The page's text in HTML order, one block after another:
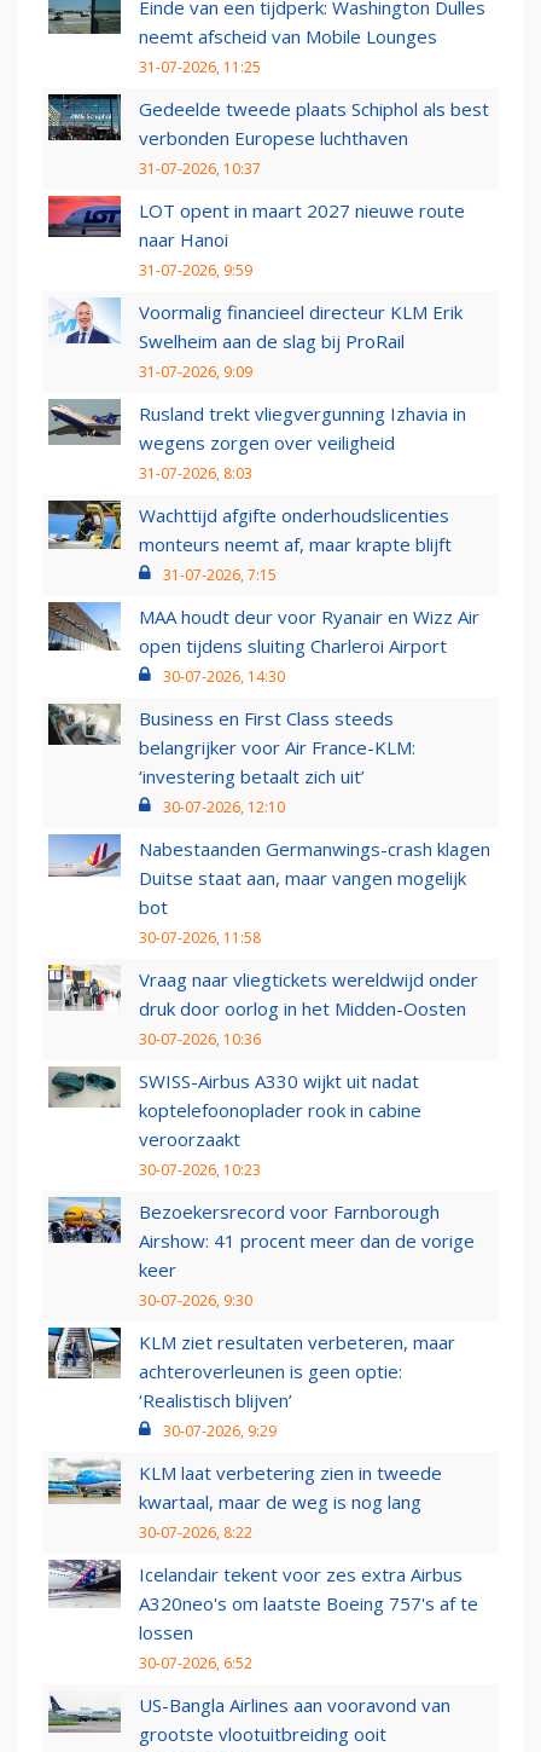
Einde van een tijdperk: Washington Dulles
neemt afscheid van Mobile Lounges
31-07-2026, 11:25
Gedeelde tweede plaats Schiphol als best
verbonden Europese luchthaven
31-07-2026, 10:37
LOT opent in maart 2027 nieuwe route
naar Hanoi
31-07-2026, 9:59
Voormalig financieel directeur KLM Erik
Swelheim aan de slag bij ProRail
31-07-2026, 9:09
Rusland trekt vliegvergunning Izhavia in
wegens zorgen over veiligheid
31-07-2026, 8:03
Wachttijd afgifte onderhoudslicenties
monteurs neemt af, maar krapte blijft
31-07-2026, 7:15
MAA houdt deur voor Ryanair en Wizz Air
open tijdens sluiting Charleroi Airport
30-07-2026, 14:30
Business en First Class steeds
belangrijker voor Air France-KLM:
‘investering betaalt zich uit’
30-07-2026, 12:10
Nabestaanden Germanwings-crash klagen
Duitse staat aan, maar vangen mogelijk
bot
30-07-2026, 11:58
Vraag naar vliegtickets wereldwijd onder
druk door oorlog in het Midden-Oosten
30-07-2026, 10:36
SWISS-Airbus A330 wijkt uit nadat
koptelefoonoplader rook in cabine
veroorzaakt
30-07-2026, 10:23
Bezoekersrecord voor Farnborough
Airshow: 41 procent meer dan de vorige
keer
30-07-2026, 9:30
KLM ziet resultaten verbeteren, maar
achteroverleunen is geen optie:
‘Realistisch blijven’
30-07-2026, 9:29
KLM laat verbetering zien in tweede
kwartaal, maar de weg is nog lang
30-07-2026, 8:22
Icelandair tekent voor zes extra Airbus
A320neo's om laatste Boeing 757's af te
lossen
30-07-2026, 6:52
US-Bangla Airlines aan vooravond van
grootste vlootuitbreiding ooit